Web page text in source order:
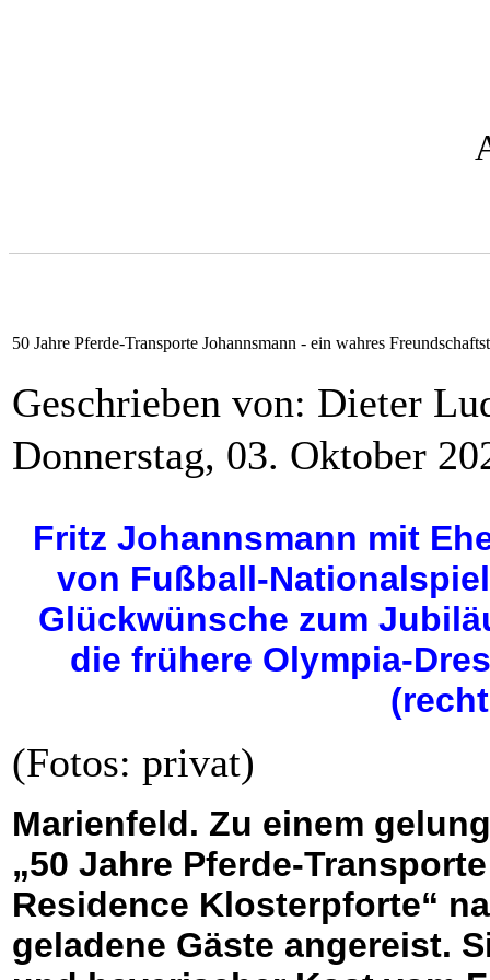
50 Jahre Pferde-Transporte Johannsmann - ein wahres
Geschrieben von: Dieter
Donnerstag, 03. Oktober
Fritz Johannsmann mit
von Fußball-
Glückwünsche zum
die frühere Olympia-
(Fotos: privat)
Marienfeld. Zu einem
„50 Jahre Pferde-
Residence Klosterpforte“
geladene Gäste angereist.